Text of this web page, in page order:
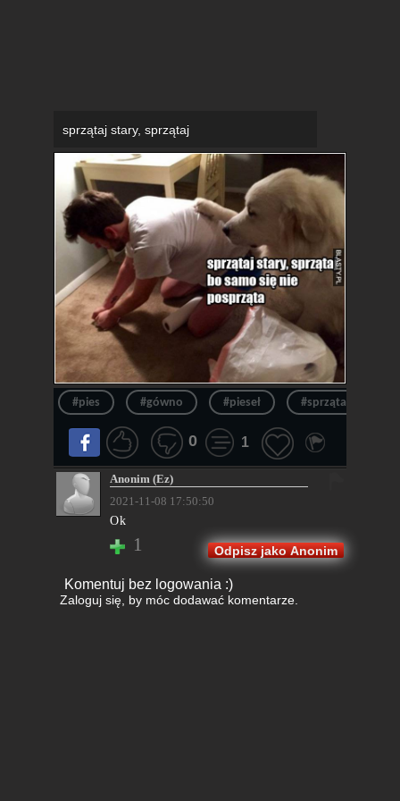
sprzątaj stary, sprzątaj
#pies #gówno #pieseł #sprzątać
0 1
Anonim (Ez)
2021-11-08 17:50:50
Ok
1 Odpisz jako Anonim
Komentuj bez logowania :)
Zaloguj się, by móc dodawać komentarze.